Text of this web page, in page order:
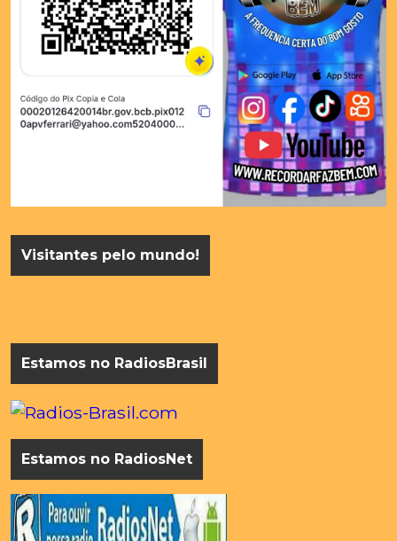
Visitantes pelo mundo!
Estamos no RadiosBrasil
Estamos no RadiosNet